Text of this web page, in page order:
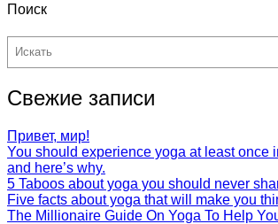
Поиск
Свежие записи
Привет, мир!
You should experience yoga at least once
and here’s why.
5 Taboos about yoga you should never
Five facts about yoga that will make you
The Millionaire Guide On Yoga To Help